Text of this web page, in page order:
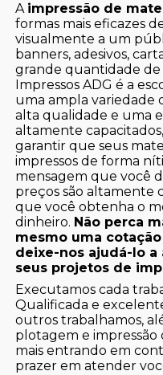
A impressão de
formas mais eficazes
visualmente a um
banners, adesivos,
grande quantidade de
Impressos ADG é a
uma ampla variedade
alta qualidade e uma
altamente
garantir que seus
impressos de forma
mensagem que você
preços são altamente
que você obtenha o
dinheiro. Não perca
mesmo uma
deixe-nos ajudá-lo a
seus projetos de
Executamos cada
Qualificada e
outros trabalhamos,
plotagem e impressão
mais entrando em
prazer em atender